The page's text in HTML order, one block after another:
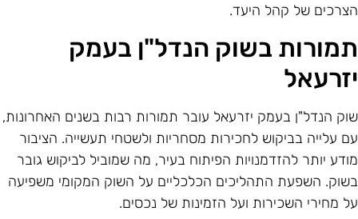
של קהל היעד.
בשוק הנדל"ן בעמק
הנדל"ן בעמק יזרעאל עובר תמורות רבות בשנים האחרונות,
עלייה בביקוש לחכירות מסחריות ולשטחי תעשייה. הציבור
יותר להזדמנויות הפיתוח בעיר, מה שמוביל לביקוש גובר
השפעת התהליכים הכלכליים על השוק המקומי משפיעה
מחירי השכירות ועל הזמינות של נכסים.